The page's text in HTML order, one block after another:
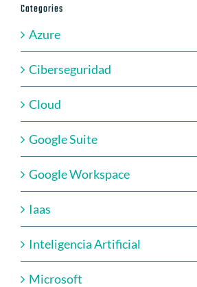
Categories
Azure
Ciberseguridad
Cloud
Google Suite
Google Workspace
Iaas
Inteligencia Artificial
Microsoft